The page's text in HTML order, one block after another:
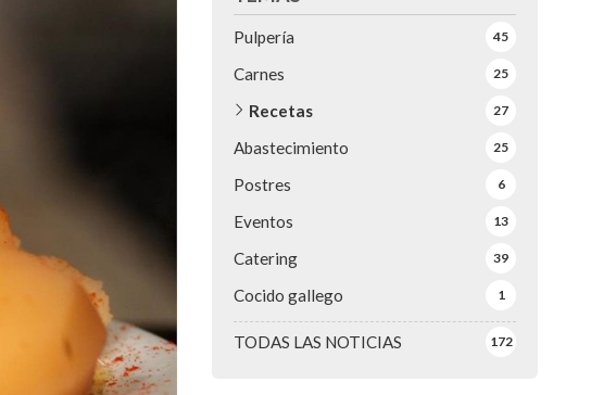
TODAS LAS NOTICIAS 172
Pulpería 45
Carnes 25
Recetas 27
Abastecimiento 25
Postres 6
Eventos 13
Catering 39
Cocido gallego 1